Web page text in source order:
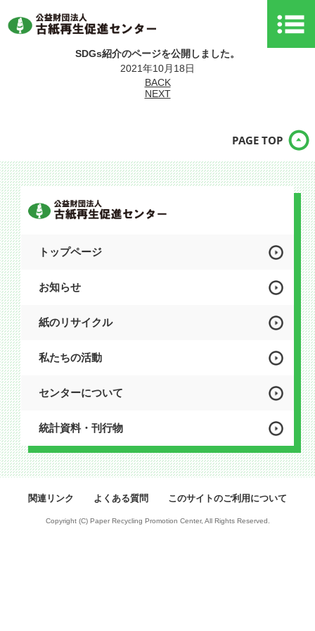
SDGs紹介のページを公開しました。
2021年10月18日
BACK
NEXT
PAGE TOP
トップページ
お知らせ
紙のリサイクル
私たちの活動
センターについて
統計資料・刊行物
関連リンク よくある質問 このサイトのご利用について
Copyright (C) Paper Recycling Promotion Center, All Rights Reserved.